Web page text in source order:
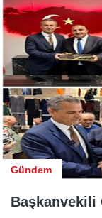
Gündem
Başkanvekili